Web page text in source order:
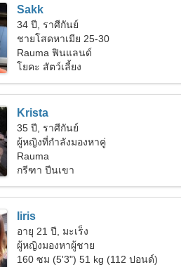
Sakk
34 ปี, ราศีกันย์
ชายโสดหาเมีย 25-30
Rauma ฟินแลนด์
โยคะ สัตว์เลี้ยง
Krista
35 ปี, ราศีกันย์
ผู้หญิงที่กำลังมองหาคู่
Rauma
กรีฑา ปีนเขา
Iiris
อายุ 21 ปี, มะเร็ง
ผู้หญิงมองหาผู้ชาย
160 ซม (5'3") 51 kg (112 ปอนด์)